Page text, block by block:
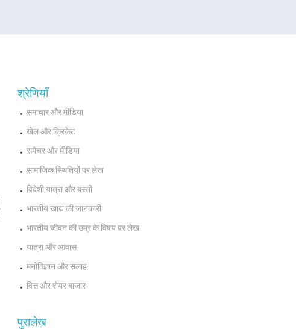
श्रेणियाँ
समाचार और मीडिया
खेल और क्रिकेट
समैचर और मीडिया
सामाजिक स्थितियों पर लेख
विदेशी यात्रा और बस्ती
भारतीय खाद्य की जानकारी
भारतीय जीवन की उम्र के विषय पर लेख
यात्रा और आवास
मनोविज्ञान और सलाह
वित्त और शेयर बाजार
पुरालेख